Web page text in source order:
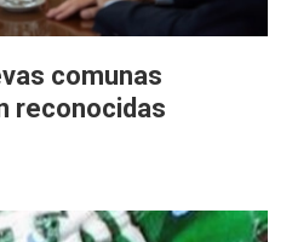
comunas
reconocidas